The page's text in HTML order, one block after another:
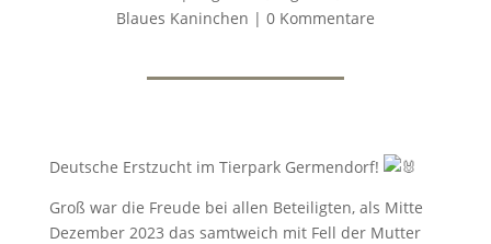
Blaues Kaninchen | 0 Kommentare
Deutsche Erstzucht im Tierpark Germendorf!
Groß war die Freude bei allen Beteiligten, als Mitte
Dezember 2023 das samtweich mit Fell der Mutter